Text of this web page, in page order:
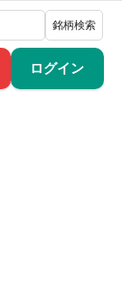
ログイン
銘柄検索